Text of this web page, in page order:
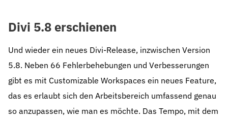
Divi 5.8 erschienen
Und wieder ein neues Divi-Release, inzwischen Version
5.8. Neben 66 Fehlerbehebungen und Verbesserungen
gibt es mit Customizable Workspaces ein neues Feature,
das es erlaubt sich den Arbeitsbereich umfassend genau
so anzupassen, wie man es möchte. Das Tempo, mit dem